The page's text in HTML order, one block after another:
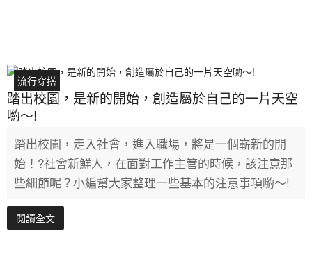
流行穿搭
踏出校園，是新的開始，創造屬於自己的一片天空
喲～!
踏出校園，走入社會，進入職場，將是一個嶄新的開
始！?社會新鮮人，在面對工作主管的時候，該注意那
些細節呢？小編幫大家整理一些基本的注意事項喲～!
閱讀全文